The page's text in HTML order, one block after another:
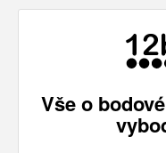
Vše o